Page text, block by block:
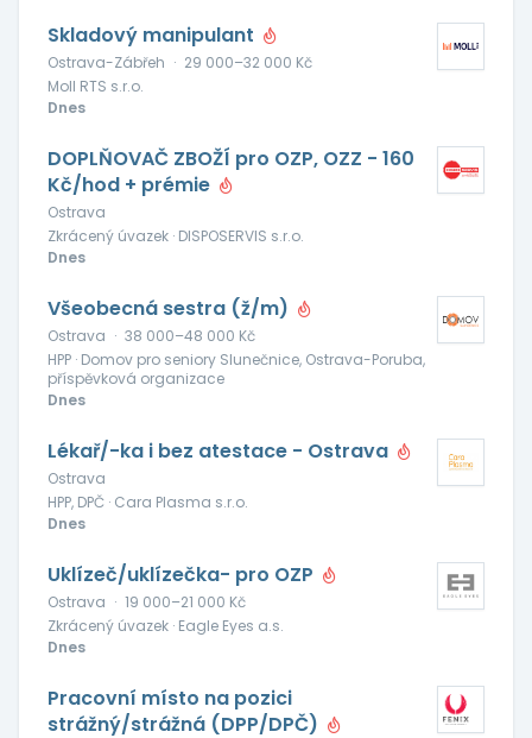
Skladový manipulant
Ostrava-Zábřeh · 29 000–32 000 Kč
Moll RTS s.r.o.
Dnes
DOPLŇOVAČ ZBOŽÍ pro OZP, OZZ - 160
Kč/hod + prémie
Ostrava
Zkrácený úvazek · DISPOSERVIS s.r.o.
Dnes
Všeobecná sestra (ž/m)
Ostrava · 38 000–48 000 Kč
HPP · Domov pro seniory Slunečnice, Ostrava-Poruba,
příspěvková organizace
Dnes
Lékař/-ka i bez atestace - Ostrava
Ostrava
HPP, DPČ · Cara Plasma s.r.o.
Dnes
Uklízeč/uklízečka- pro OZP
Ostrava · 19 000–21 000 Kč
Zkrácený úvazek · Eagle Eyes a.s.
Dnes
Pracovní místo na pozici
strážný/strážná (DPP/DPČ)